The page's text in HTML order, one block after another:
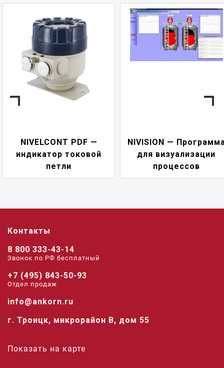
NIVELCONT PDF —
индикатор токовой
петли
NIVISION —
для визуализации
процессов
Контакты
8 800 333-43-14
Звонок по РФ беcплатный
+7 (495) 843-50-93
Отдел продаж
info@ankorn.ru
г. Троицк, микрорайон В, дом 55
Показать на карте